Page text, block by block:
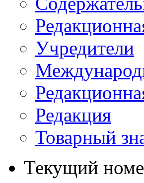
Учредители
Редакция
Товарный
Текущий